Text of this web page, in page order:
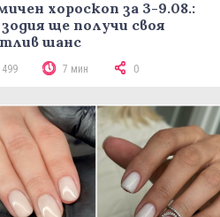
хороскоп за 3-9.08.:
ще получи своя
шанс
7 мин 0